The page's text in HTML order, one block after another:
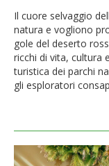
Il cuore selvaggio
natura e vogliono
gole del deserto
ricchi di vita, cultura
turistica dei parchi
gli esploratori